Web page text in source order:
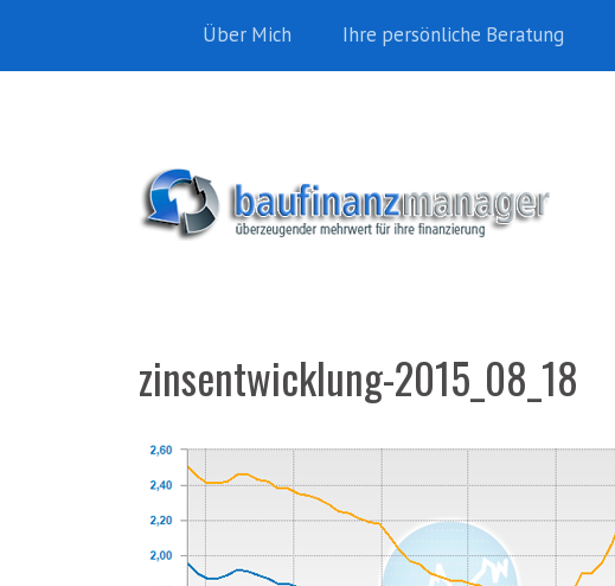
Über Mich Ihre persönliche Beratung
zinsentwicklung-2015_08_18